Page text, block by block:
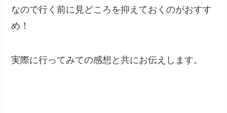
なので行く前に見どころを抑えておくのがおすす
め！
実際に行ってみての感想と共にお伝えします。